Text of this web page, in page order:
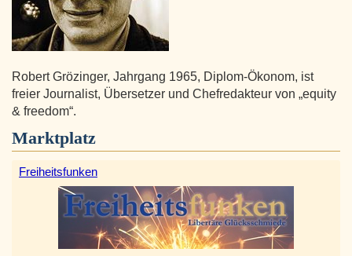
Robert Grözinger, Jahrgang 1965, Diplom-Ökonom, ist
freier Journalist, Übersetzer und Chefredakteur von „equity
& freedom“.
Marktplatz
Freiheitsfunken